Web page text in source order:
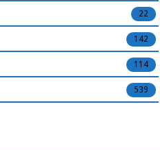
22
142
114
539